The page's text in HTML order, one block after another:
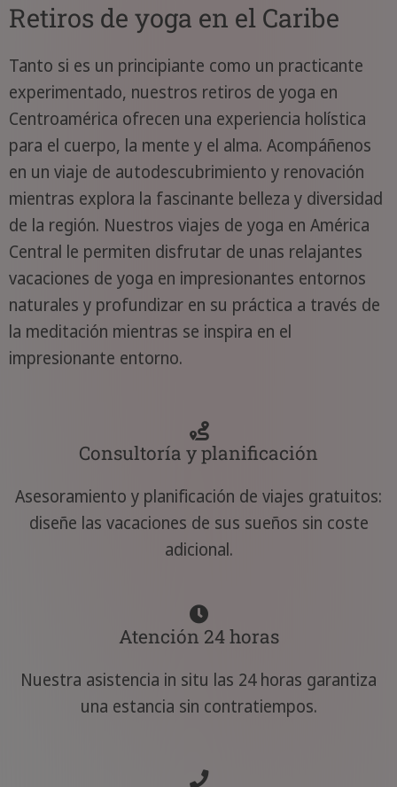
Retiros de yoga en el Caribe
Tanto si es un principiante como un practicante
experimentado, nuestros retiros de yoga en
Centroamérica ofrecen una experiencia holística
para el cuerpo, la mente y el alma. Acompáñenos
en un viaje de autodescubrimiento y renovación
mientras explora la fascinante belleza y diversidad
de la región. Nuestros viajes de yoga en América
Central le permiten disfrutar de unas relajantes
vacaciones de yoga en impresionantes entornos
naturales y profundizar en su práctica a través de
la meditación mientras se inspira en el
impresionante entorno.
Consultoría y planificación
Asesoramiento y planificación de viajes gratuitos:
diseñe las vacaciones de sus sueños sin coste
adicional.
Atención 24 horas
Nuestra asistencia in situ las 24 horas garantiza
una estancia sin contratiempos.